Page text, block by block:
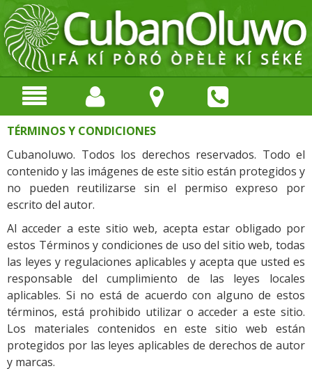
TÉRMINOS Y CONDICIONES
Cubanoluwo. Todos los derechos reservados. Todo el
contenido y las imágenes de este sitio están protegidos y
no pueden reutilizarse sin el permiso expreso por
escrito del autor.
Al acceder a este sitio web, acepta estar obligado por
estos Términos y condiciones de uso del sitio web, todas
las leyes y regulaciones aplicables y acepta que usted es
responsable del cumplimiento de las leyes locales
aplicables. Si no está de acuerdo con alguno de estos
términos, está prohibido utilizar o acceder a este sitio.
Los materiales contenidos en este sitio web están
protegidos por las leyes aplicables de derechos de autor
y marcas.